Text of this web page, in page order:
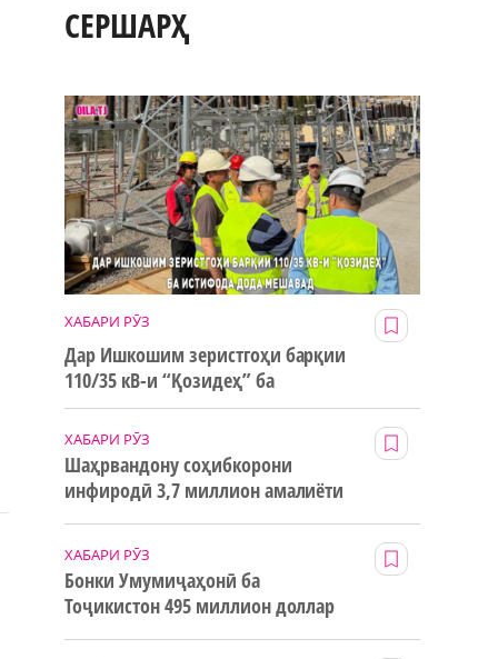
СЕРШАРҲ
ХАБАРИ РӮЗ
Дар Ишкошим зеристгоҳи барқии
110/35 кВ-и “Қозидеҳ” ба
истифода дода мешавад
ХАБАРИ РӮЗ
Шаҳрвандону соҳибкорони
инфиродӣ 3,7 миллион амалиёти
ХАБАРИ РӮЗ
Бонки Умумиҷаҳонӣ ба
Тоҷикистон 495 миллион доллар